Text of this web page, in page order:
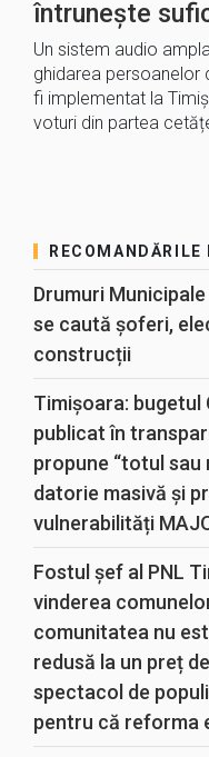
întrunește
Un sistem audio
ghidarea persoanelor
fi implementat la
voturi din partea
RECOMANDĂRILE
Drumuri
se caută șoferi,
construcții
Timișoara: bugetul
publicat în
propune “totul sau
datorie masivă și
vulnerabilități
Fostul șef al PNL
vinderea
comunitatea nu
redusă la un preț
spectacol de
pentru că reforma